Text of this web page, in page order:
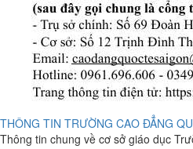
THÔNG TIN TRƯỜNG CAO ĐẲNG
Thông tin chung về cơ sở giáo dục